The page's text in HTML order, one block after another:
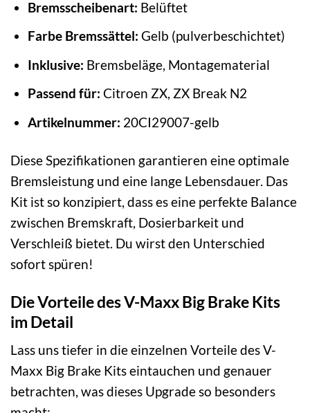
Bremsscheibenart: Belüftet
Farbe Bremssättel: Gelb (pulverbeschichtet)
Inklusive: Bremsbeläge, Montagematerial
Passend für: Citroen ZX, ZX Break N2
Artikelnummer: 20CI29007-gelb
Diese Spezifikationen garantieren eine optimale
Bremsleistung und eine lange Lebensdauer. Das
Kit ist so konzipiert, dass es eine perfekte Balance
zwischen Bremskraft, Dosierbarkeit und
Verschleiß bietet. Du wirst den Unterschied
sofort spüren!
Die Vorteile des V-Maxx Big Brake Kits
im Detail
Lass uns tiefer in die einzelnen Vorteile des V-
Maxx Big Brake Kits eintauchen und genauer
betrachten, was dieses Upgrade so besonders